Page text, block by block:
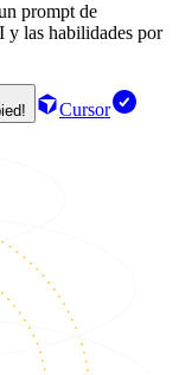
prompt de
las habilidades por
Cursor